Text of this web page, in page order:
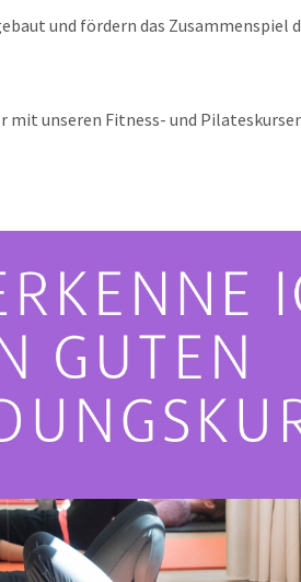
und fördern das Zusammenspiel
mit unseren Fitness- und